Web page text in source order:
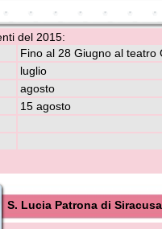
di Siracusa
Siracusa, gloriosa vergine e
di santità ed esempio di
d.c. ma non si conosce con
d'altra parte è intessuta di
a testimoniare l'enorme